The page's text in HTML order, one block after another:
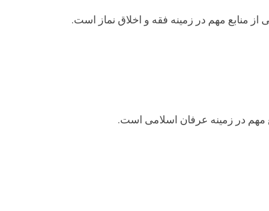
از منابع مهم در زمینه فقه و اخلاق نماز است.
مهم در زمینه عرفان اسلامی است.